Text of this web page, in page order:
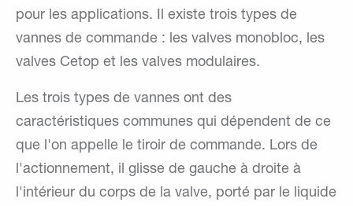
pour les applications. Il existe trois types de
vannes de commande : les valves monobloc, les
valves Cetop et les valves modulaires.
Les trois types de vannes ont des
caractéristiques communes qui dépendent de ce
que l'on appelle le tiroir de commande. Lors de
l'actionnement, il glisse de gauche à droite à
l'intérieur du corps de la valve, porté par le liquide